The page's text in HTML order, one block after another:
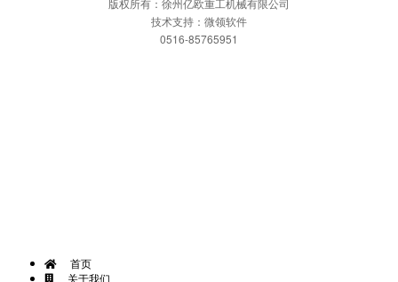
版权所有：徐州亿欧重工机械有限公司
技术支持：微领软件
0516-85765951
首页
关于我们